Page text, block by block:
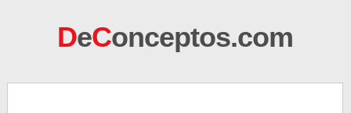
DeConceptos.com